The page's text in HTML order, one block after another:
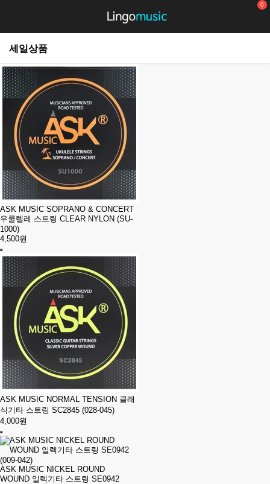
0
세일상품
ASK MUSIC SOPRANO & CONCERT
우쿨렐레 스트링 CLEAR NYLON (SU-
1000)
4,500원
ASK MUSIC NORMAL TENSION 클래
식기타 스트링 SC2845 (028-045)
4,000원
ASK MUSIC NICKEL ROUND
WOUND 일렉기타 스트링 SE0942